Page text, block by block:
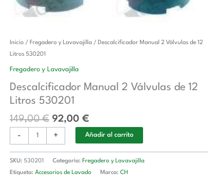
Inicio / Fregadero y Lavavajilla / Descalcificador Manual 2 Válvulas de 12
Litros 530201
Fregadero y Lavavajilla
Descalcificador Manual 2 Válvulas de 12
Litros 530201
149,00€
El
original
149,00 €.
92,00 €
El
92,00 €.
-
Descalcificador
Manual
2
de
530201
cantidad
+ Añadir al carrito
SKU: 530201 Categoría: Fregadero y Lavavajilla
Etiqueta: Accesorios de Lavado Marca: CH